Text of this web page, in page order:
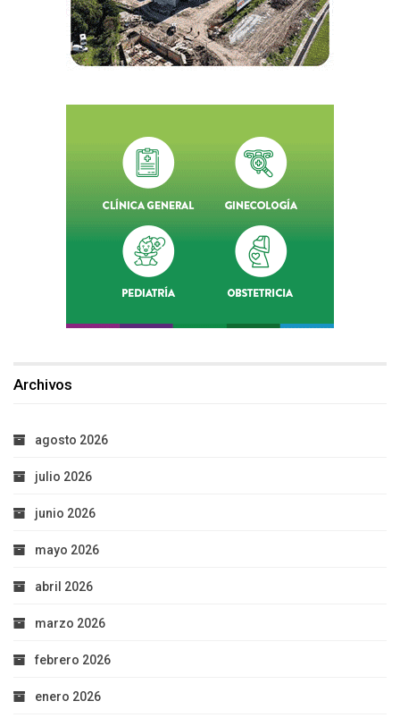
Archivos
agosto 2026
julio 2026
junio 2026
mayo 2026
abril 2026
marzo 2026
febrero 2026
enero 2026